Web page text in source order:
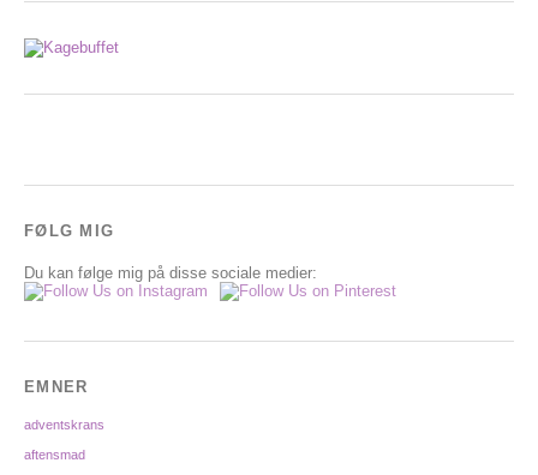
FØLG MIG
Du kan følge mig på disse sociale medier:
EMNER
adventskrans
aftensmad